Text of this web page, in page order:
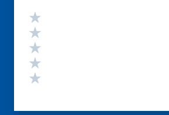
Valutazione